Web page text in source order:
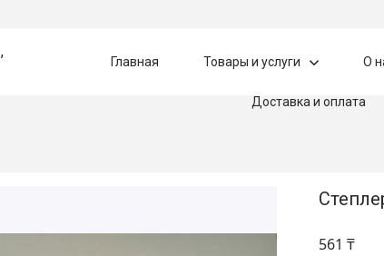
Главная Товары и услуги О
Доставка и оплата
561 ₸